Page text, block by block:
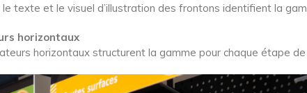
le texte et le visuel d’illustration des frontons identifient la
horizontaux
horizontaux structurent la gamme pour chaque étape